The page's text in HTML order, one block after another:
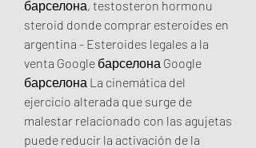
барселона, testosteron hormonu
steroid donde comprar esteroides en
argentina - Esteroides legales a la
venta Google барселона Google
барселона La cinemática del
ejercicio alterada que surge de
malestar relacionado con las agujetas
puede reducir la activación de la